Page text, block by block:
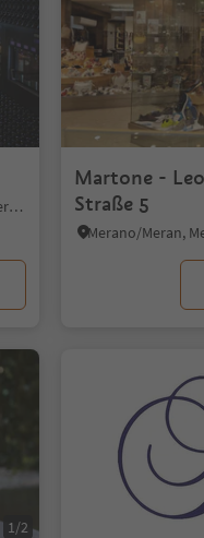
Merano/Meran, Meran/Merano, Meran/Merano and environs
Martone -
Straße 5
1/2